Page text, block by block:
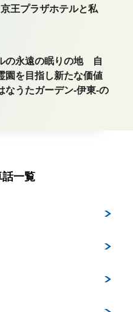
王プラザホテルと私
の永遠の眠りの地 自
園を目指し新たな価値
うたガーデン-伊東-の
一覧